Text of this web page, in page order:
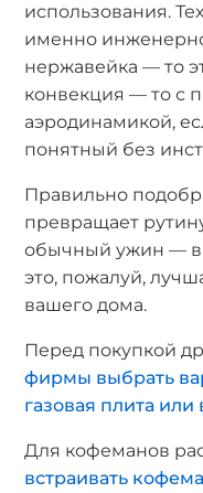
использования.
именно
нержавейка — то
конвекция — то с
аэродинамикой,
понятный без
Правильно
превращает
обычный ужин — в
это, пожалуй,
вашего дома.
Перед покупкой
фирмы выбрать
газовая плита
Для кофеманов
встраивать